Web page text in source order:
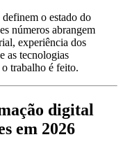
o estado do
números abrangem
experiência dos
as tecnologias
trabalho é feito.
digital
em 2026